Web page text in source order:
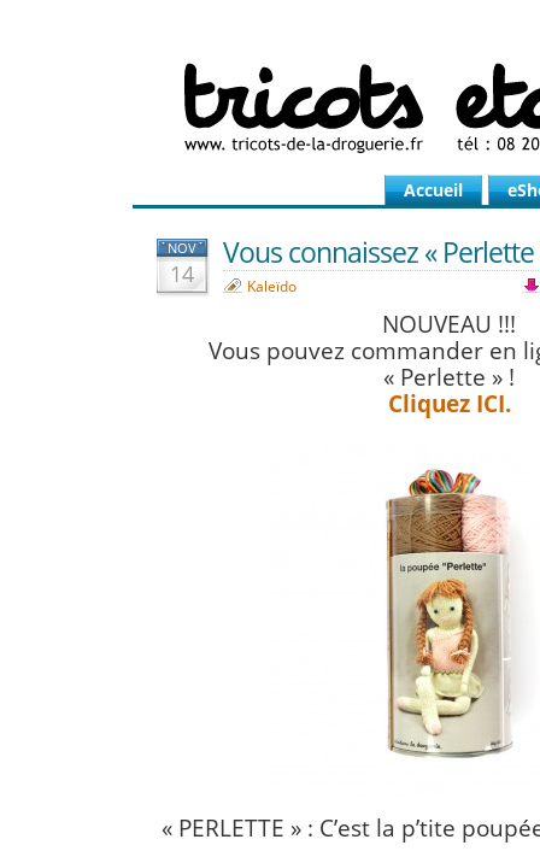
Accueil
NOV
14
Vous connaissez « Perlette
Kaleïdo
NOUVEAU !!!
Vous pouvez commander en
« Perlette » !
Cliquez ICI.
« PERLETTE » : C’est la p’tite